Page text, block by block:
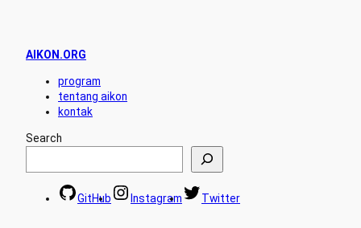
AIKON.ORG
program
tentang aikon
kontak
Search
GitHub Instagram Twitter